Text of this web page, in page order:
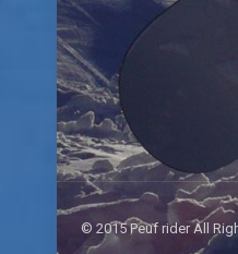
© 2015 Peuf rider All